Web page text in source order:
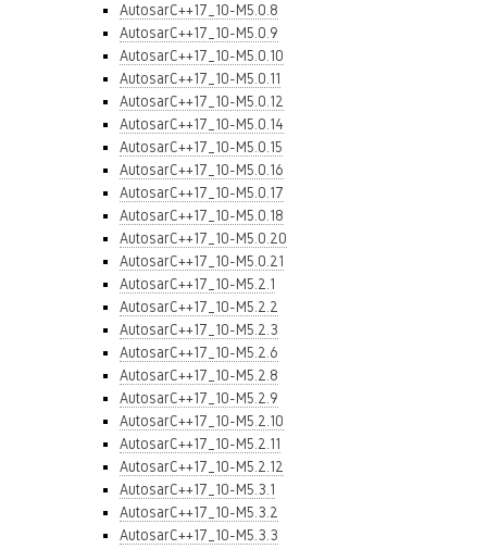
AutosarC++17_10-M5.0.8
AutosarC++17_10-M5.0.9
AutosarC++17_10-M5.0.10
AutosarC++17_10-M5.0.11
AutosarC++17_10-M5.0.12
AutosarC++17_10-M5.0.14
AutosarC++17_10-M5.0.15
AutosarC++17_10-M5.0.16
AutosarC++17_10-M5.0.17
AutosarC++17_10-M5.0.18
AutosarC++17_10-M5.0.20
AutosarC++17_10-M5.0.21
AutosarC++17_10-M5.2.1
AutosarC++17_10-M5.2.2
AutosarC++17_10-M5.2.3
AutosarC++17_10-M5.2.6
AutosarC++17_10-M5.2.8
AutosarC++17_10-M5.2.9
AutosarC++17_10-M5.2.10
AutosarC++17_10-M5.2.11
AutosarC++17_10-M5.2.12
AutosarC++17_10-M5.3.1
AutosarC++17_10-M5.3.2
AutosarC++17_10-M5.3.3